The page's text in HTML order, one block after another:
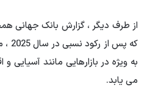
از طرف دیگر ، گزارش بانک جهانی
به ویژه در بازارهایی مانند آسیایی
می یابد.